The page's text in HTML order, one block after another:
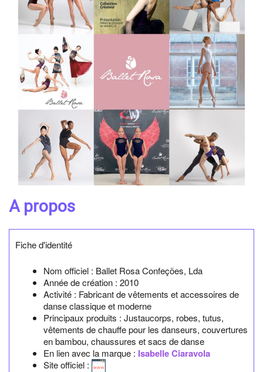
A propos
Fiche d'identité
Nom officiel : Ballet Rosa Confeções, Lda
Année de création : 2010
Activité : Fabricant de vêtements et accessoires de
danse classique et moderne
Principaux produits : Justaucorps, robes, tutus,
vêtements de chauffe pour les danseurs, couvertures
en bambou, chaussures et sacs de danse
En lien avec la marque : Isabelle Ciaravola
Site officiel :